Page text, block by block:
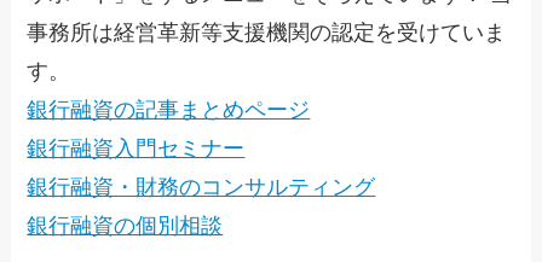
事務所は経営革新等支援機関の認定を受けていま
す。
銀行融資の記事まとめページ
銀行融資入門セミナー
銀行融資・財務のコンサルティング
銀行融資の個別相談